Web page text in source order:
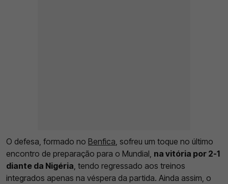
O defesa, formado no Benfica, sofreu um toque no último
encontro de preparação para o Mundial, na vitória por 2-1
diante da Nigéria, tendo regressado aos treinos
integrados apenas na véspera da partida. Ainda assim, o